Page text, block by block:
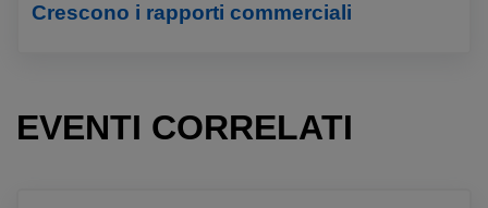
Crescono i rapporti commerciali
EVENTI CORRELATI